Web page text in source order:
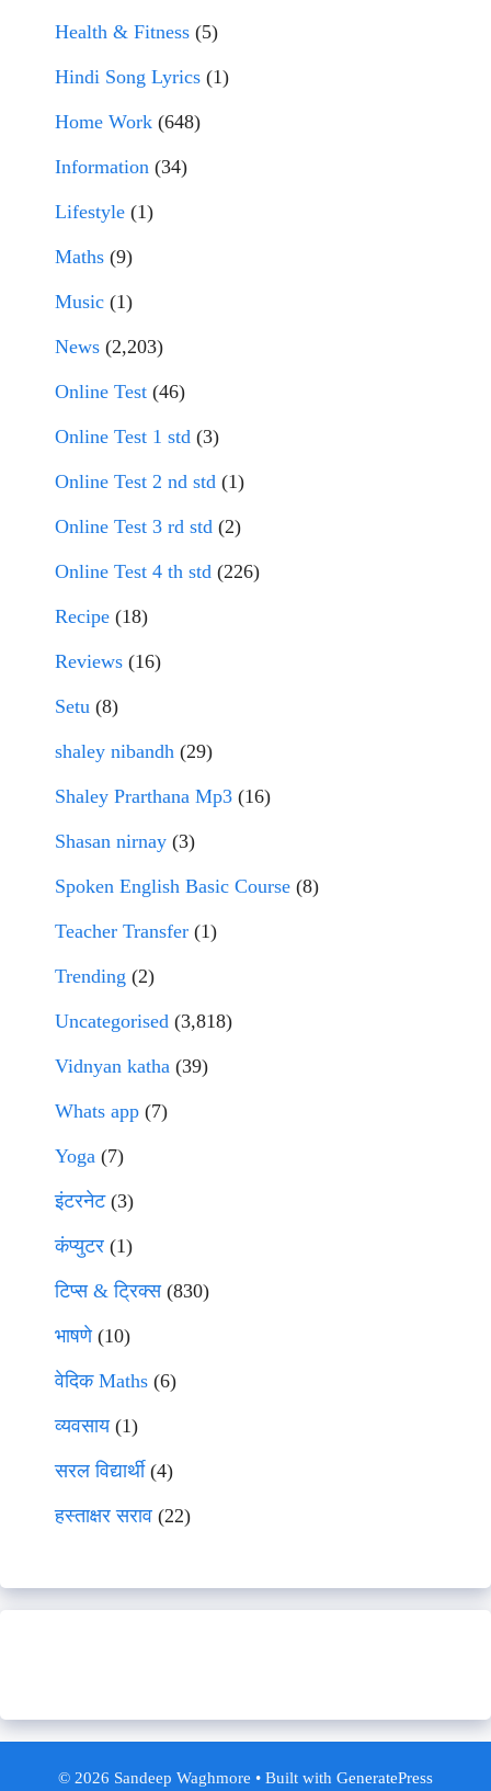
Health & Fitness (5)
Hindi Song Lyrics (1)
Home Work (648)
Information (34)
Lifestyle (1)
Maths (9)
Music (1)
News (2,203)
Online Test (46)
Online Test 1 std (3)
Online Test 2 nd std (1)
Online Test 3 rd std (2)
Online Test 4 th std (226)
Recipe (18)
Reviews (16)
Setu (8)
shaley nibandh (29)
Shaley Prarthana Mp3 (16)
Shasan nirnay (3)
Spoken English Basic Course (8)
Teacher Transfer (1)
Trending (2)
Uncategorised (3,818)
Vidnyan katha (39)
Whats app (7)
Yoga (7)
इंटरनेट(3)
कंप्युटर (1)
टिप्स & ट्रिक्स(830)
भाषणे(10)
वेदिक Maths (6)
व्यवसाय(1)
सरल विद्यार्थी(4)
हस्ताक्षर सराव (22)
© 2026 Sandeep Waghmore • Built with GeneratePress